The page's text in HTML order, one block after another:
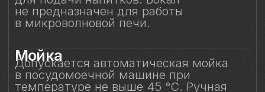
Сертификация и
безопасность
Изделие прошло все необходимые
соответствия. Бокал безопасен для
контакта с пищевыми продуктами
и может использоваться по прямому
назначению.